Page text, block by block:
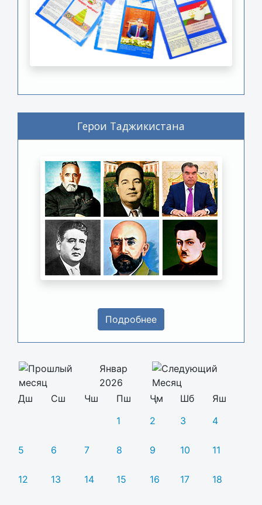
Герои Таджикистана
Подробнее
Январ
2026
Дш
Сш Чш Пш Ҷм Шб
Яш
1
2 3 4
5 6 7 8 9 10 11
12 13 14 15 16 17 18